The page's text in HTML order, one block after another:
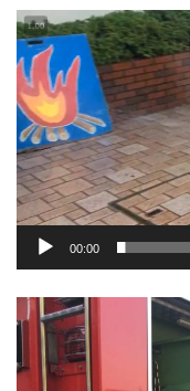
動
画
プ
レ
ー
ヤ
ー
00:00